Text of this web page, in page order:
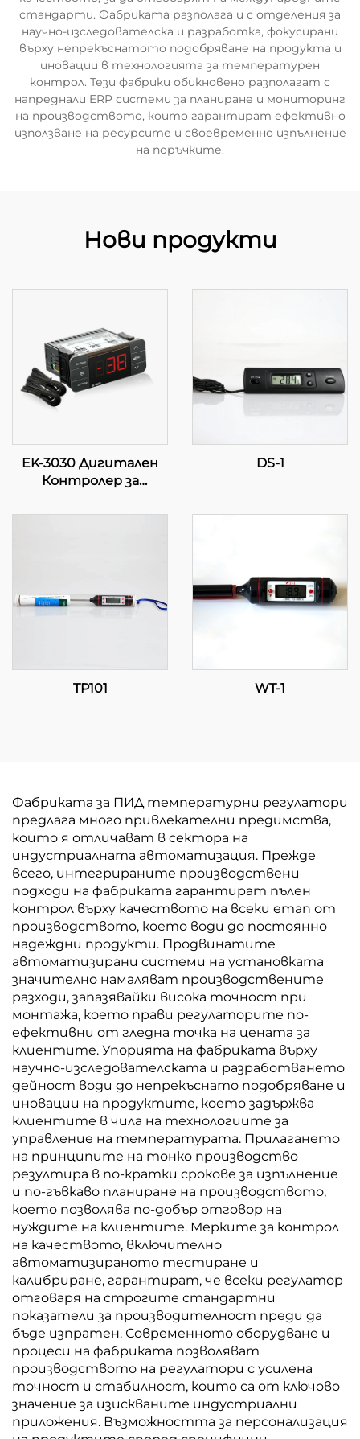
стандарти. Фабриката разполага и с отделения за
научно-изследователска и разработка, фокусирани
върху непрекъснатото подобряване на продукта и
иновации в технологията за температурен
контрол. Тези фабрики обикновено разполагат с
напреднали ERP системи за планиране и мониторинг
на производството, които гарантират ефективно
използване на ресурсите и своевременно изпълнение
на поръчките.
Нови продукти
EK-3030 Дигитален
Контролер за
Напредно Регулиране
DS-1
TP101 WT-1
Фабриката за ПИД температурни регулатори
предлага много привлекателни предимства,
които я отличават в сектора на
индустриалната автоматизация. Прежде
всего, интегрираните производствени
подходи на фабриката гарантират пълен
контрол върху качеството на всеки етап от
производството, което води до постоянно
надеждни продукти. Продвинатите
автоматизирани системи на установката
значително намаляват производствените
разходи, запазявайки висока точност при
монтажа, което прави регулаторите по-
ефективни от гледна точка на цената за
клиентите. Упорията на фабриката върху
научно-изследователската и разработването
дейност води до непрекъснато подобряване и
иновации на продуктите, което задържва
клиентите в чила на технологиите за
управление на температурата. Прилагането
на принципите на тонко производство
резултира в по-кратки срокове за изпълнение
и по-гъвкаво планиране на производството,
което позволява по-добър отговор на
нуждите на клиентите. Мерките за контрол
на качеството, включително
автоматизираното тестиране и
калибриране, гарантират, че всеки регулатор
отговаря на строгите стандартни
показатели за производителност преди да
бъде изпратен. Современното оборудване и
процеси на фабриката позволяват
производството на регулатори с усилена
точност и стабилност, които са от ключово
значение за изискваните индустриални
приложения. Възможността за персонализация